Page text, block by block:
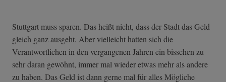
Stuttgart muss sparen. Das heißt nicht, dass der Stadt das Geld
gleich ganz ausgeht. Aber vielleicht hatten sich die
Verantwortlichen in den vergangenen Jahren ein bisschen zu
sehr daran gewöhnt, immer mal wieder etwas mehr als andere
zu haben. Das Geld ist dann gerne mal für alles Mögliche